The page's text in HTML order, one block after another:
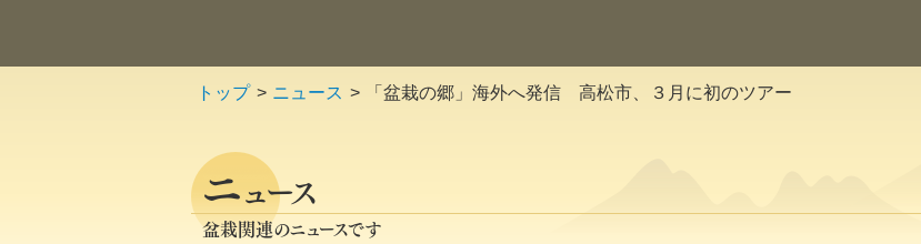
トップ ニュース 「盆栽の郷」海外へ発信 高松市、３月に初のツアー
ニュース
盆栽関連のニュースです